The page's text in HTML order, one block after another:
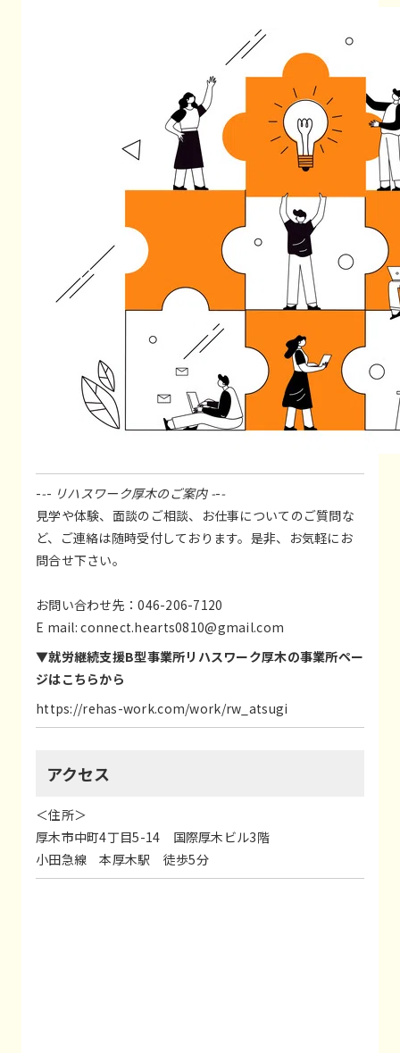
--- リハスワーク厚木のご案内 ---
見学や体験、面談のご相談、お仕事についてのご質問な
ど、ご連絡は随時受付しております。是非、お気軽にお
問合せ下さい。
お問い合わせ先：046-206-7120
E mail:connect.hearts0810@gmail.com
▼就労継続支援B型事業所リハスワーク厚木の事業所ペー
ジはこちらから
https://rehas-work.com/work/rw_atsugi
アクセス
＜住所＞
厚木市中町4丁目5-14 国際厚木ビル3階
小田急線 本厚木駅 徒歩5分